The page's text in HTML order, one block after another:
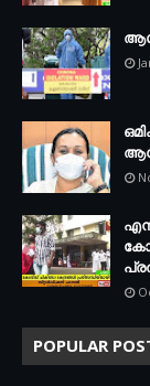
POPULAR